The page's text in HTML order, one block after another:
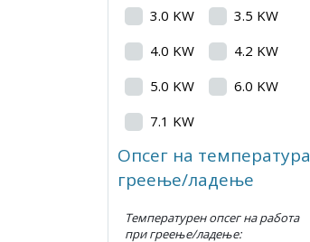
3.0 KW
3.5 KW
4.0 KW
4.2 KW
5.0 KW
6.0 KW
7.1 KW
Опсег на температура
греење/ладење
Температурен опсег на работа
при греење/ладење: